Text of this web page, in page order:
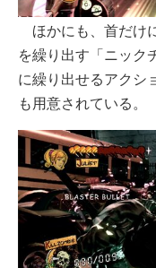
ほかにも、首だけ
を繰り出す「ニック
に繰り出せるアクシ
も用意されている。